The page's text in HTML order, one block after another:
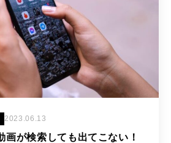
2023.06.13
が検索しても出てこない！